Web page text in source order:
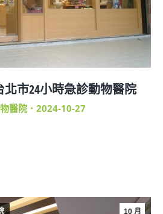
市24小時急診動物醫院
醫院 2024-10-27
10 月